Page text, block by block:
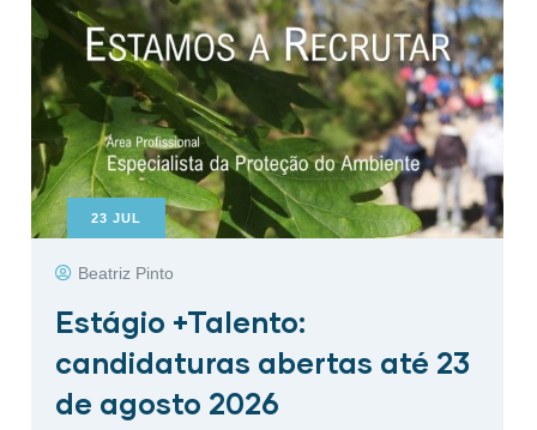
23 JUL
Beatriz Pinto
Estágio +Talento:
candidaturas abertas até 23
de agosto 2026